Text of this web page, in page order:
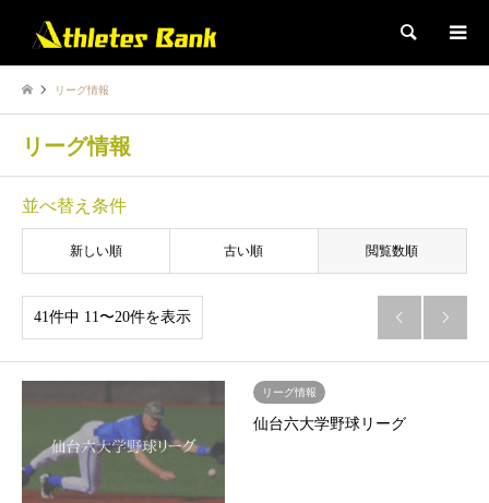
検索
リーグ情報
リーグ情報
並べ替え条件
新しい順 古い順 閲覧数順
41件中 11〜20件を表示  
リーグ情報
仙台六大学野球リーグ